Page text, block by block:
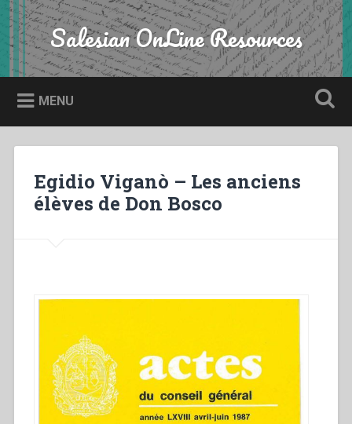
Skip
to
content
Search Salesian OnLine Resources
MENU
Egidio Viganò – Les anciens
élèves de Don Bosco